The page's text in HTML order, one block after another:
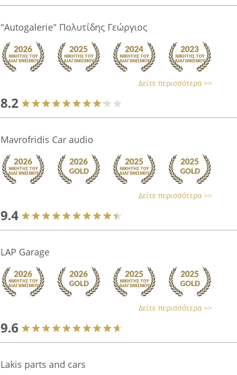
"Autogalerie" Πολυτίδης Γεώργιος
Δείτε περισσότερα >>
8.2
Mavrofridis Car audio
Δείτε περισσότερα >>
9.4
LAP Garage
Δείτε περισσότερα >>
9.6
Lakis parts and cars